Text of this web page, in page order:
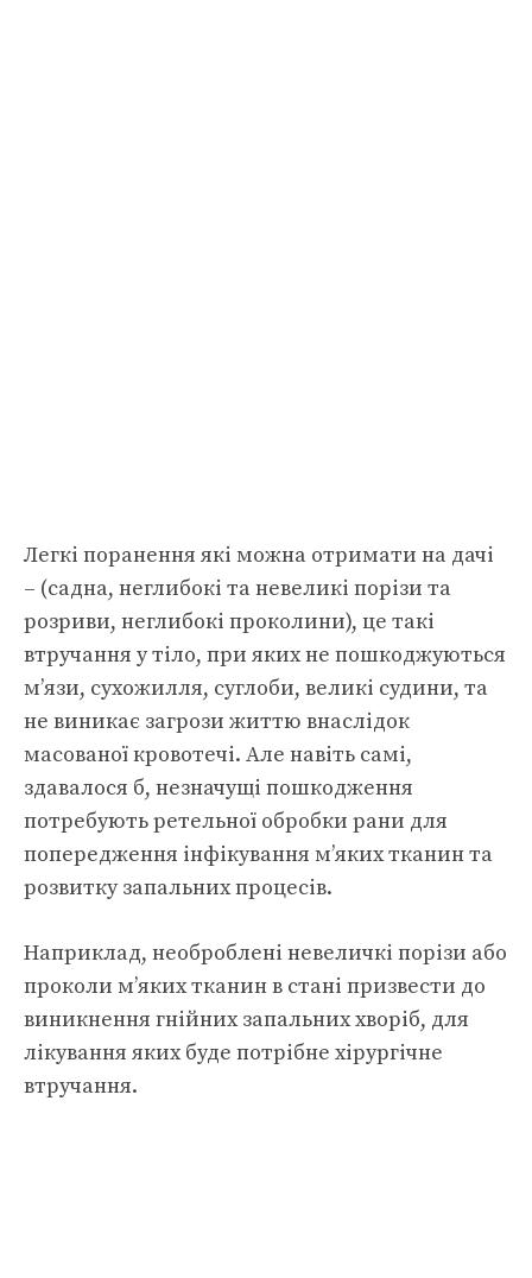
Легкі поранення які можна отримати на дачі
– (садна, неглибокі та невеликі порізи та
розриви, неглибокі проколини), це такі
втручання у тіло, при яких не пошкоджуються
м’язи, сухожилля, суглоби, великі судини, та
не виникає загрози життю внаслідок
масованої кровотечі. Але навіть самі,
здавалося б, незначущі пошкодження
потребують ретельної обробки рани для
попередження інфікування м’яких тканин та
розвитку запальних процесів.
Наприклад, необроблені невеличкі порізи або
проколи м’яких тканин в стані призвести до
виникнення гнійних запальних хворіб, для
лікування яких буде потрібне хірургічне
втручання.